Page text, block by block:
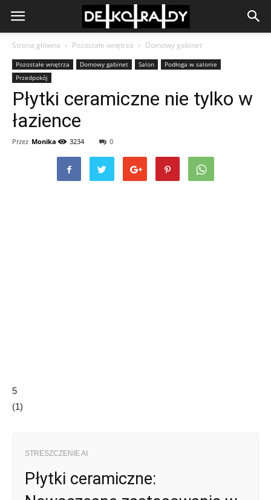
Strona główna Pozostałe wnętrza Domowy gabinet
Pozostałe wnętrza Domowy gabinet Salon
Podłoga w salonie
Przedpokój
Płytki ceramiczne nie tylko w
łazience
Przez Monika 3234 0
5
(1)
STRESZCZENIE AI
Płytki ceramiczne: